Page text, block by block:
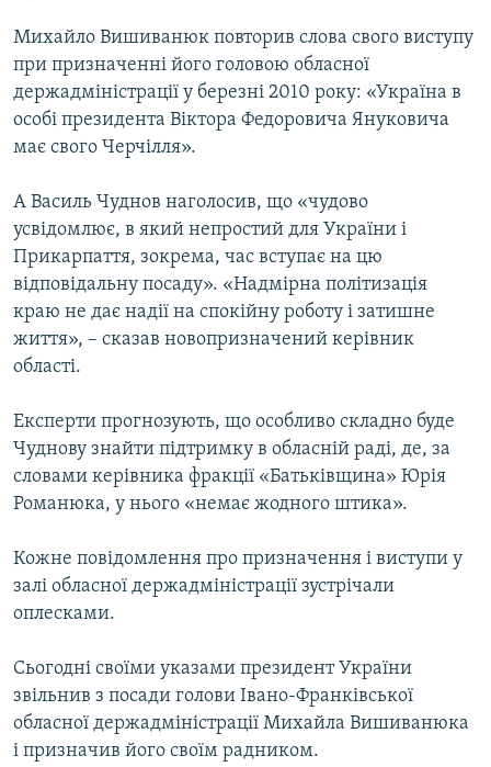
Михайло Вишиванюк повторив слова свого виступу
при призначенні його головою обласної
держадміністрації у березні 2010 року: «Україна в
особі президента Віктора Федоровича Януковича
має свого Черчілля».
А Василь Чуднов наголосив, що «чудово
усвідомлює, в який непростий для України і
Прикарпаття, зокрема, час вступає на цю
відповідальну посаду». «Надмірна політизація
краю не дає надії на спокійну роботу і затишне
життя», – сказав новопризначений керівник
області.
Експерти прогнозують, що особливо складно буде
Чуднову знайти підтримку в обласній раді, де, за
словами керівника фракції «Батьківщина» Юрія
Романюка, у нього «немає жодного штика».
Кожне повідомлення про призначення і виступи у
залі обласної держадміністрації зустрічали
оплесками.
Сьогодні своїми указами президент України
звільнив з посади голови Івано-Франківської
обласної держадміністрації Михайла Вишиванюка
і призначив його своїм радником.